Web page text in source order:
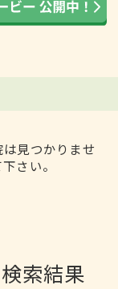
見つかりませ
さい。
索結果